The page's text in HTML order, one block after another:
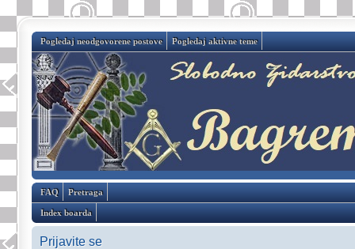
Pogledaj neodgovorene postove Pogledaj aktivne teme
FAQ Pretraga
Index boarda
Prijavite se